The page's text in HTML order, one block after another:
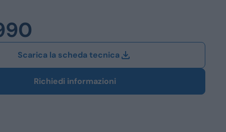
Scarica la scheda tecnica
Richiedi informazioni